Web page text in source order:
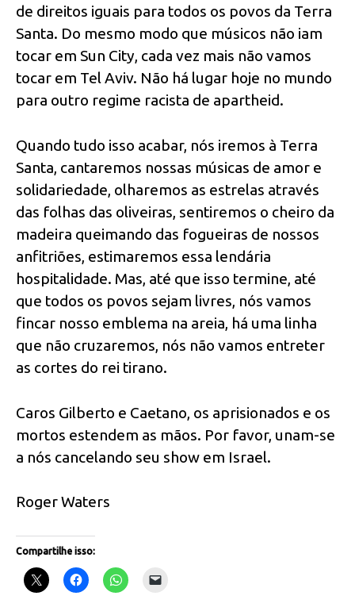
de direitos iguais para todos os povos da Terra
Santa. Do mesmo modo que músicos não iam
tocar em Sun City, cada vez mais não vamos
tocar em Tel Aviv. Não há lugar hoje no mundo
para outro regime racista de apartheid.
Quando tudo isso acabar, nós iremos à Terra
Santa, cantaremos nossas músicas de amor e
solidariedade, olharemos as estrelas através
das folhas das oliveiras, sentiremos o cheiro da
madeira queimando das fogueiras de nossos
anfitriões, estimaremos essa lendária
hospitalidade. Mas, até que isso termine, até
que todos os povos sejam livres, nós vamos
fincar nosso emblema na areia, há uma linha
que não cruzaremos, nós não vamos entreter
as cortes do rei tirano.
Caros Gilberto e Caetano, os aprisionados e os
mortos estendem as mãos. Por favor, unam-se
a nós cancelando seu show em Israel.
Roger Waters
Compartilhe isso: